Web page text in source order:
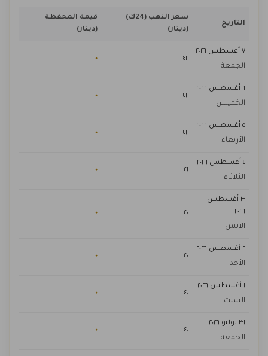
التاريخ
سعر الذهب (24ك)
(دينار)
قيمة المحفظة
(دينار)
٧ أغسطس ٢٠٢٦
الجمعة
٤٢ ٠
٦ أغسطس ٢٠٢٦
الخميس
٤٢ ٠
٥ أغسطس ٢٠٢٦
الأربعاء
٤٢ ٠
٤ أغسطس ٢٠٢٦
الثلاثاء
٤١ ٠
٣ أغسطس
٢٠٢٦
الاثنين
٤٠ ٠
٢ أغسطس ٢٠٢٦
الأحد
٤٠ ٠
السبت
٤٠ ٠
٣١ يوليو ٢٠٢٦
الجمعة
٤٠ ٠